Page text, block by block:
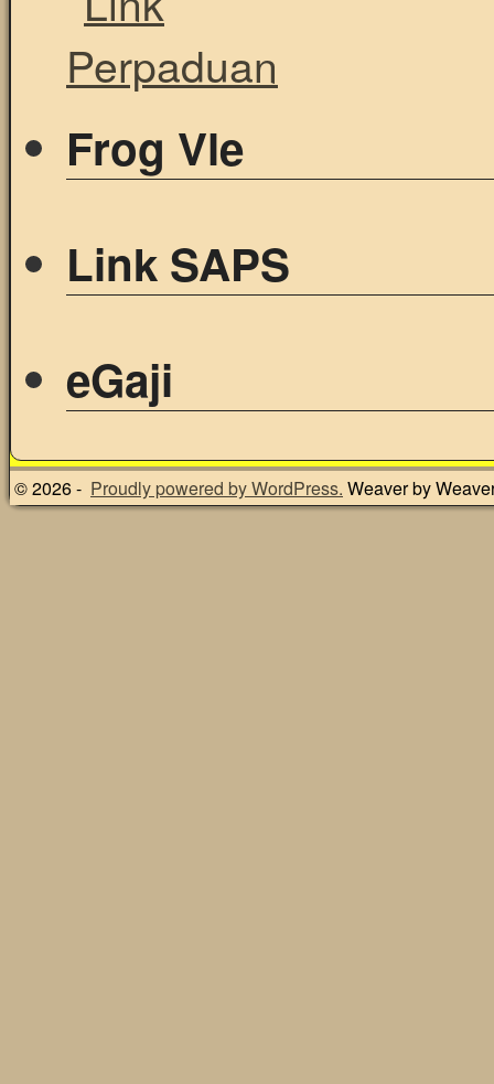
Frog Vle
Link SAPS
eGaji
© 2026 - Proudly powered by WordPress. Weaver by